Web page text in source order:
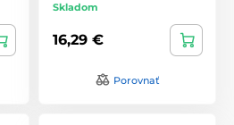
Skladom
16,29 €
Porovnať